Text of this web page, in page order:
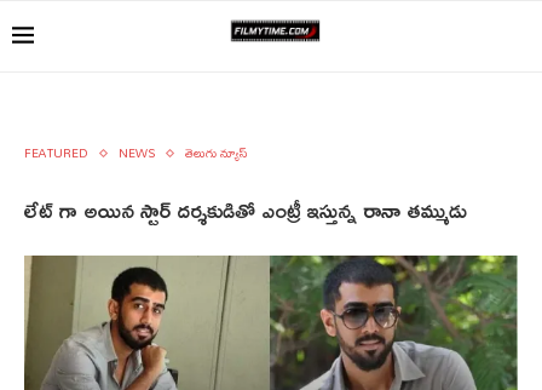
FEATURED NEWS తెలుగు న్యూస్
లేట్ గా అయిన స్టార్ దర్శకుడితో ఎంట్రీ ఇస్తున్న రానా తమ్ముడు